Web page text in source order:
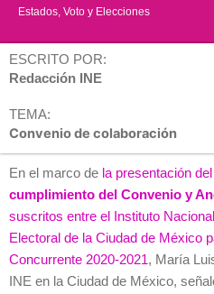
Estados Voto y Elecciones
ESCRITO POR:
Redacción INE
TEMA:
Convenio de colaboración
En el marco de la presentación del
cumplimiento del Convenio y
suscritos entre el Instituto
Electoral de la Ciudad de México
Concurrente 2020-2021, María
INE en la Ciudad de México,